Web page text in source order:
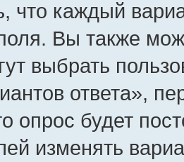
что каждый
Вы также
выбрать
ответа»,
опрос будет
изменять